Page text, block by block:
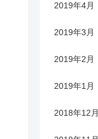
2019年4月
2019年3月
2019年2月
2019年1月
2018年12月